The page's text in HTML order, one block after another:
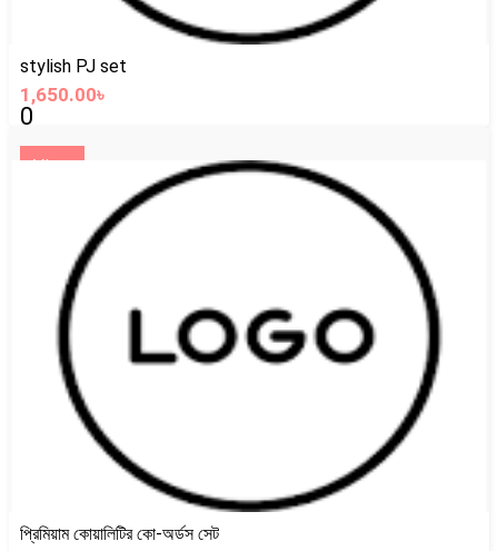
stylish PJ set
1,650.00৳
0
View
প্রিমিয়াম কোয়ালিটির কো-অর্ডস সেট